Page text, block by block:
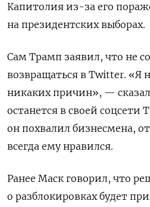
Капитолия из-за его
на президентских выборах.
Сам Трамп заявил, что не
возвращаться в Twitter. «Я
никаких причин», —
останется в своей соцсети
он похвалил бизнесмена,
всегда ему нравился.
Ранее Маск говорил, что
о разблокировках будет